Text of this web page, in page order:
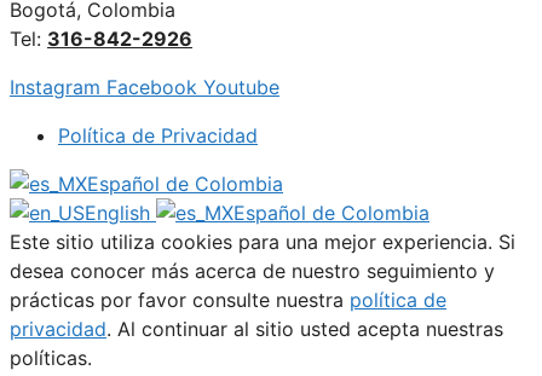
Bogotá, Colombia
Tel: 316-842-2926
Instagram Facebook Youtube
Política de Privacidad
Español de Colombia
English
Español de Colombia
Este sitio utiliza cookies para una mejor experiencia. Si
desea conocer más acerca de nuestro seguimiento y
prácticas por favor consulte nuestra política de
privacidad. Al continuar al sitio usted acepta nuestras
políticas.